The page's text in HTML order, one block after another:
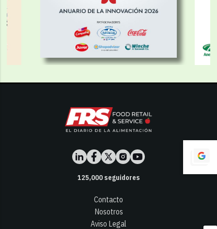
125,000seguidores
Contacto
Nosotros
Aviso Legal